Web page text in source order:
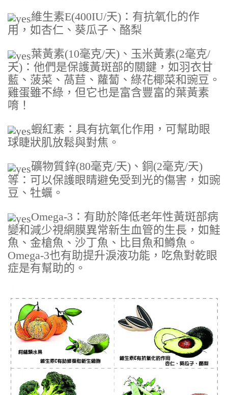
維生素E(400IU/天) ：有抗氧化的作
用，如杏仁、葵瓜子、酪梨
葉黃素(10毫克/天) 、玉米黃素(2毫克/
天) ：他們是保護黃斑部的關鍵，如羽衣甘
藍、菠菜、萵苣、蘿蔔、綠花椰菜和豌豆。
雞蛋雖不綠，但它也是富含豐富的葉黃素
唷！
蝦紅素：具有抗氧化作用，可幫助眼
球睫狀肌放鬆與對焦。
礦物質鋅(80毫克/天) 、銅 (2毫克/天)
等：可以保護眼睛避免受到光的傷害，如豌
豆、牡蠣。
Omega-3：有助於降低老年性黃斑部病
變和減少視網膜異常新生血管的生長，如鮭
魚、金槍魚、沙丁魚、比目魚和鱒魚。
Omega-3也有助提升淚液功能，吃魚對乾眼
症是有幫助的。